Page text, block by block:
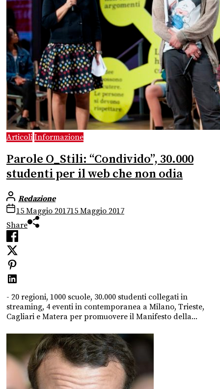
Articoli Informazione
Parole O_Stili: “Condivido”, 30.000
studenti per il web che non odia
Redazione
15 Maggio 201715 Maggio 2017
Share
- 20 regioni, 1000 scuole, 30.000 studenti collegati in
streaming, 4 eventi in contemporanea a Milano, Trieste,
Cagliari e Matera per promuovere il Manifesto della...